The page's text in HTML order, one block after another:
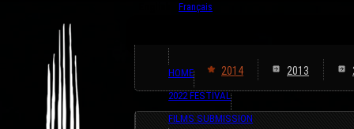
Français
HOME
2022 FESTIVAL
FILMS SUBMISSION
2014 2013